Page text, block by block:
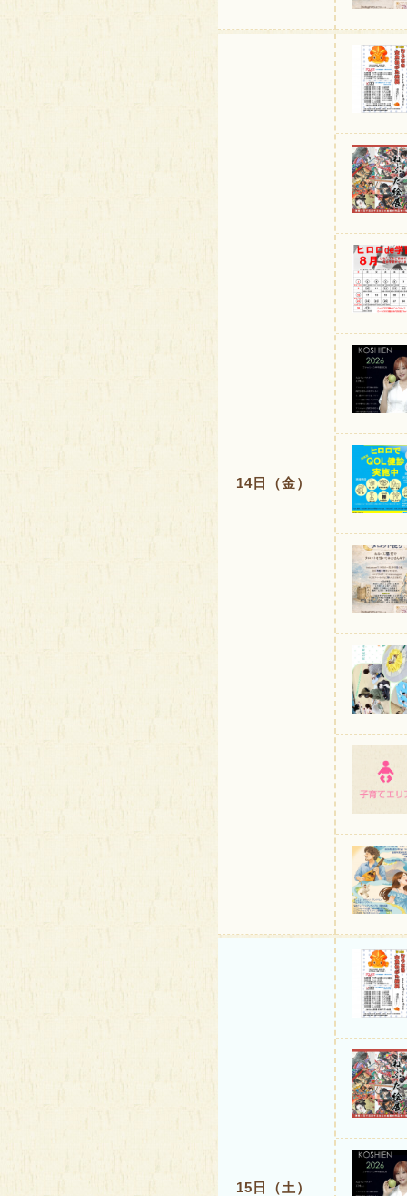
14日（金）
15日（土）